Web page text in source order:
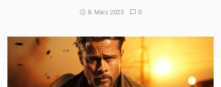
8. März 2025 0